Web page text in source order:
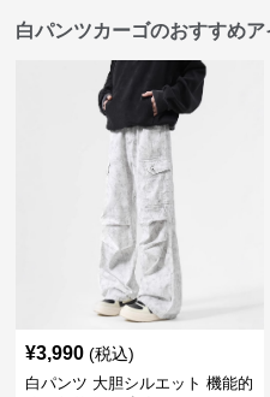
白パンツカーゴのおすすめア
¥3,990 (税込)
白パンツ 大胆シルエット 機能的